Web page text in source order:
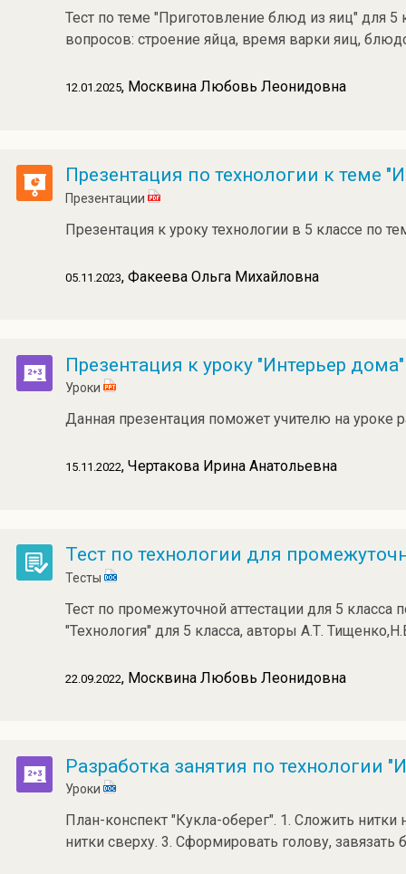
Тест по теме "Приготовление блюд из яиц" для 5
вопросов: строение яйца, время варки яиц,
12.01.2025, Москвина Любовь Леонидовна
Презентация по технологии к теме
Презентации
Презентация к уроку технологии в 5 классе по
05.11.2023, Факеева Ольга Михайловна
Презентация к уроку "Интерьер дома"
Уроки
Данная презентация поможет учителю на уроке
15.11.2022, Чертакова Ирина Анатольевна
Тест по технологии для
Тесты
Тест по промежуточной аттестации для 5 класса
"Технология" для 5 класса, авторы А.Т.
22.09.2022, Москвина Любовь Леонидовна
Разработка занятия по технологии
Уроки
План-конспект "Кукла-оберег". 1. Сложить нитки
нитки сверху. 3. Сформировать голову, завязать